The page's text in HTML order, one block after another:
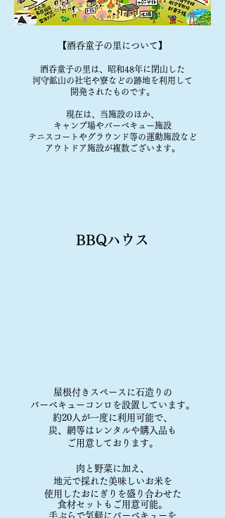
【酒呑童子の里について】
酒呑童子の里は、昭和48年に閉山した
河守鉱山の社宅や寮などの跡地を利用して
開発されたものです。
現在は、当施設のほか、
キャンプ場やバーベキュー施設
テニスコートやグラウンド等の運動施設など
アウトドア施設が複数ございます。
BBQハウス
屋根付きスペースに石造りの
バーベキューコンロを設置しています。
約20人が一度に利用可能で、
炭、網等はレンタルや購入品も
ご用意しております。
肉と野菜に加え、
地元で採れた美味しいお米を
使用したおにぎりを盛り合わせた
食材セットもご用意可能。​
手ぶらで気軽にバーベキューを